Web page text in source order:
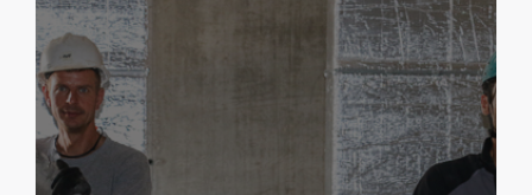
Le demolizioni speciali richiedono
l’utilizzo di strumenti particolari per
controllare l’impatto dei lavori verso
le costruzioni vicine e l’ambiente.